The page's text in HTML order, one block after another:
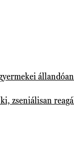
zseniálisan